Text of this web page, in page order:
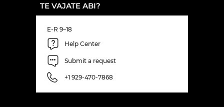
TE VAJATE ABI?
E-R 9–18
Help Center
Submit a request
+1 929-470-7868